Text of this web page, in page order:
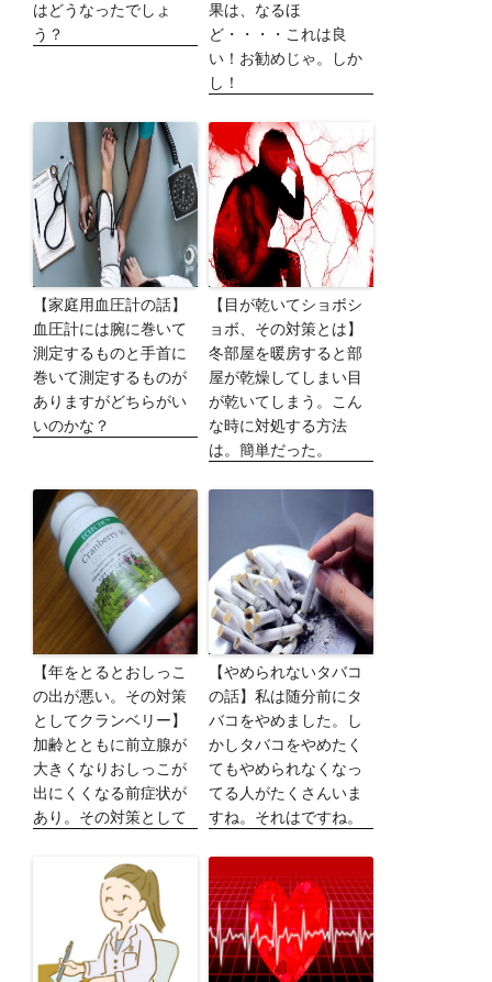
はどうなったでしょ
う？
果は、なるほ
ど・・・・これは良
い！お勧めじゃ。しか
し！
【家庭用血圧計の話】
血圧計には腕に巻いて
測定するものと手首に
巻いて測定するものが
ありますがどちらがい
いのかな？
【目が乾いてショボシ
ョボ、その対策とは】
冬部屋を暖房すると部
屋が乾燥してしまい目
が乾いてしまう。こん
な時に対処する方法
は。簡単だった。
【年をとるとおしっこ
の出が悪い。その対策
としてクランベリー】
加齢とともに前立腺が
大きくなりおしっこが
出にくくなる前症状が
あり。その対策として
【やめられないタバコ
の話】私は随分前にタ
バコをやめました。し
かしタバコをやめたく
てもやめられなくなっ
てる人がたくさんいま
すね。それはですね。